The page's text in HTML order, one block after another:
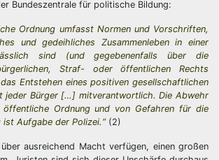
Bundeszentrale für politische Bildung:
Ordnung umfasst Normen und Vorschriften,
und gedeihliches Zusammenleben in einer
sind (und gegebenenfalls über die
Straf- oder öffentlichen Rechts
Entstehen eines positiven gesellschaftlichen
jeder Bürger […] mitverantwortlich. Die Abwehr
öffentliche Ordnung und von Gefahren für die
Aufgabe der Polizei.“(2)
ausreichend Macht verfügen, einen großen